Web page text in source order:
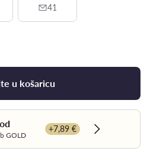
41
u košaricu
GOLD
+7,89 €
Dowiedz się